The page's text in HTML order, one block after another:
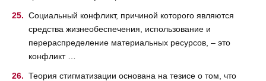
Социальный конфликт, причиной которого являются
средства жизнеобеспечения, использование и
перераспределение материальных ресурсов, – это
конфликт …
Теория стигматизации основана на тезисе о том, что